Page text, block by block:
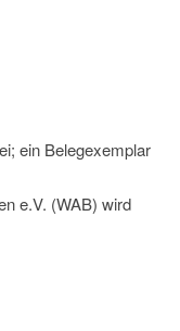
ein Belegexemplar
e.V. (WAB) wird